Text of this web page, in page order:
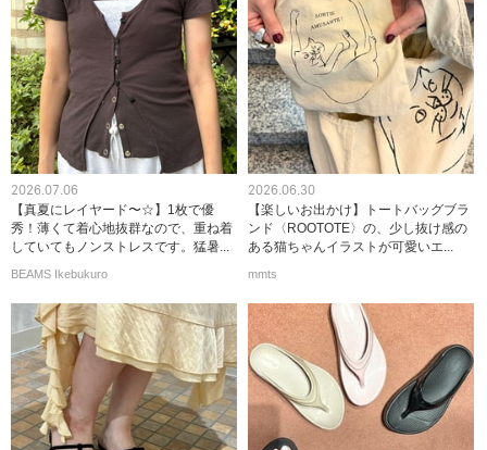
2026.07.06
【真夏にレイヤード〜☆】1枚で優
秀！薄くて着心地抜群なので、重ね着
していてもノンストレスです。猛暑...
BEAMS Ikebukuro
2026.06.30
【楽しいお出かけ】トートバッグブラ
ンド〈ROOTOTE〉の、少し抜け感の
ある猫ちゃんイラストが可愛いエ...
mmts